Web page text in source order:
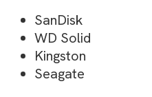
SanDisk
WD Solid
Kingston
Seagate